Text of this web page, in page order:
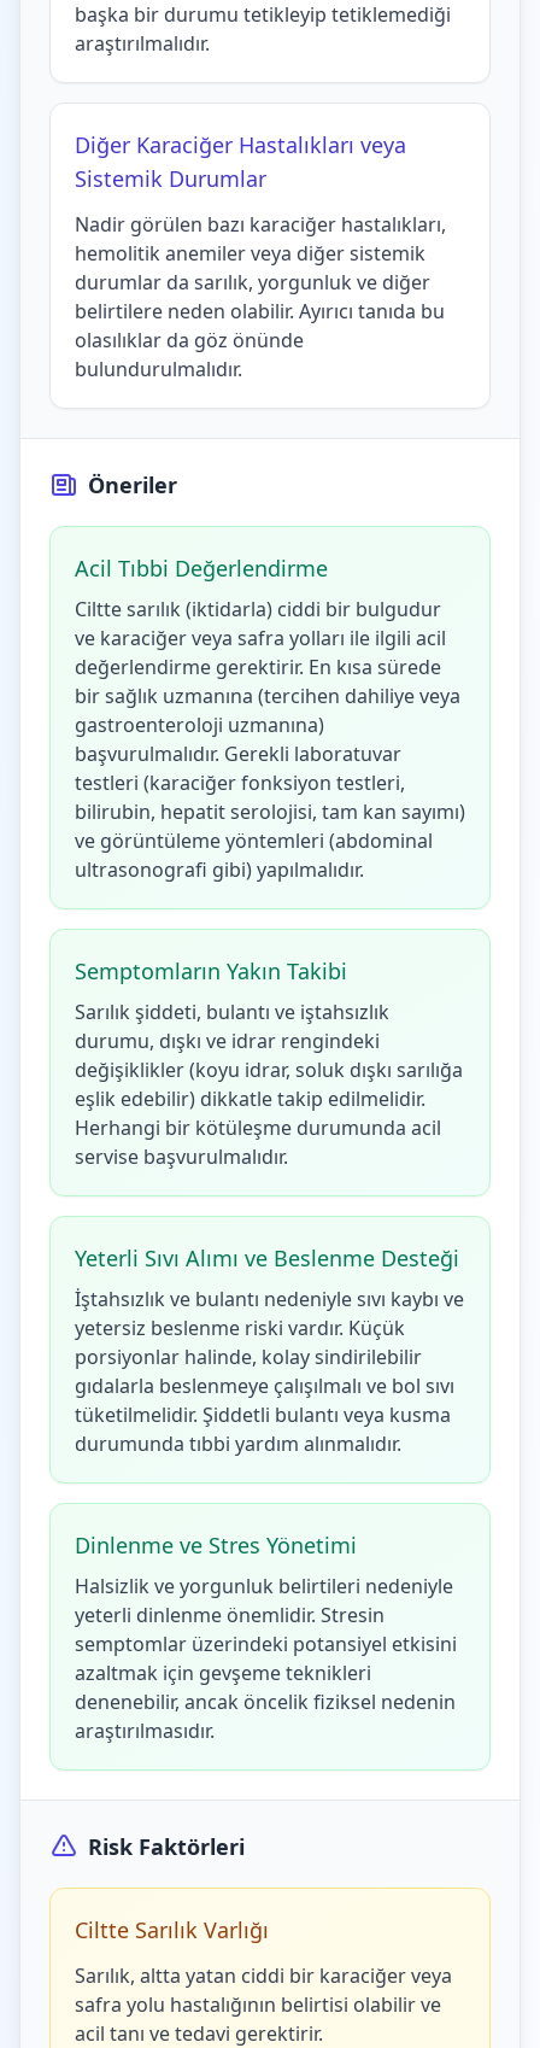
başka bir durumu tetikleyip tetiklemediği
araştırılmalıdır.
Diğer Karaciğer Hastalıkları veya
Sistemik Durumlar
Nadir görülen bazı karaciğer hastalıkları,
hemolitik anemiler veya diğer sistemik
durumlar da sarılık, yorgunluk ve diğer
belirtilere neden olabilir. Ayırıcı tanıda bu
olasılıklar da göz önünde
bulundurulmalıdır.
Öneriler
Acil Tıbbi Değerlendirme
Ciltte sarılık (iktidarla) ciddi bir bulgudur
ve karaciğer veya safra yolları ile ilgili acil
değerlendirme gerektirir. En kısa sürede
bir sağlık uzmanına (tercihen dahiliye veya
gastroenteroloji uzmanına)
başvurulmalıdır. Gerekli laboratuvar
testleri (karaciğer fonksiyon testleri,
bilirubin, hepatit serolojisi, tam kan sayımı)
ve görüntüleme yöntemleri (abdominal
ultrasonografi gibi) yapılmalıdır.
Semptomların Yakın Takibi
Sarılık şiddeti, bulantı ve iştahsızlık
durumu, dışkı ve idrar rengindeki
değişiklikler (koyu idrar, soluk dışkı sarılığa
eşlik edebilir) dikkatle takip edilmelidir.
Herhangi bir kötüleşme durumunda acil
servise başvurulmalıdır.
Yeterli Sıvı Alımı ve Beslenme Desteği
İştahsızlık ve bulantı nedeniyle sıvı kaybı ve
yetersiz beslenme riski vardır. Küçük
porsiyonlar halinde, kolay sindirilebilir
gıdalarla beslenmeye çalışılmalı ve bol sıvı
tüketilmelidir. Şiddetli bulantı veya kusma
durumunda tıbbi yardım alınmalıdır.
Dinlenme ve Stres Yönetimi
Halsizlik ve yorgunluk belirtileri nedeniyle
yeterli dinlenme önemlidir. Stresin
semptomlar üzerindeki potansiyel etkisini
azaltmak için gevşeme teknikleri
denenebilir, ancak öncelik fiziksel nedenin
araştırılmasıdır.
Risk Faktörleri
Ciltte Sarılık Varlığı
Sarılık, altta yatan ciddi bir karaciğer veya
safra yolu hastalığının belirtisi olabilir ve
acil tanı ve tedavi gerektirir.